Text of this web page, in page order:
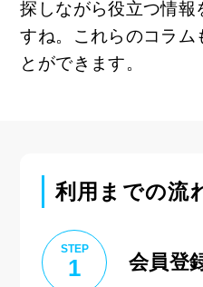
探しながら役立つ情
すね。これらのコラム
とができます。
利用までの流
STEP
1 会員登